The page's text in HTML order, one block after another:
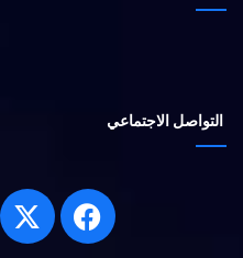
التواصل الاجتماعي